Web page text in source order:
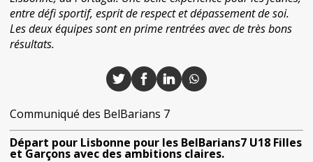
entre défi sportif, esprit de respect et dépassement de soi.
Les deux équipes sont en prime rentrées avec de très bons
résultats.
Communiqué des BelBarians 7
Départ pour Lisbonne pour les BelBarians7 U18 Filles
et Garçons avec des ambitions claires.